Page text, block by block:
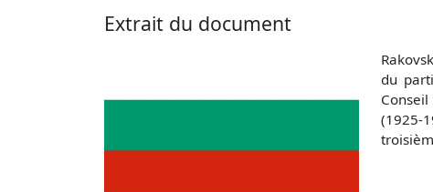
Extrait du document
du
(1925-